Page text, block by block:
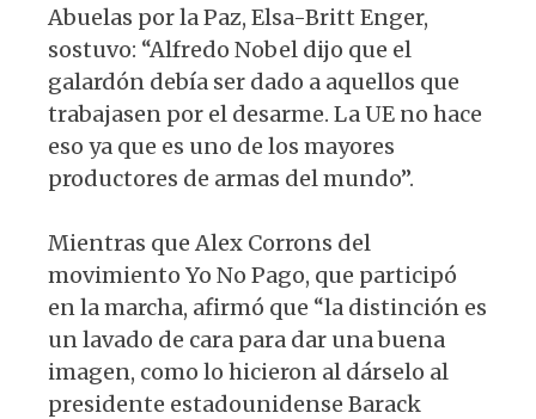
Abuelas por la Paz, Elsa-Britt Enger,
sostuvo: “Alfredo Nobel dijo que el
galardón debía ser dado a aquellos que
trabajasen por el desarme. La UE no hace
eso ya que es uno de los mayores
productores de armas del mundo”.
Mientras que Alex Corrons del
movimiento Yo No Pago, que participó
en la marcha, afirmó que “la distinción es
un lavado de cara para dar una buena
imagen, como lo hicieron al dárselo al
presidente estadounidense Barack